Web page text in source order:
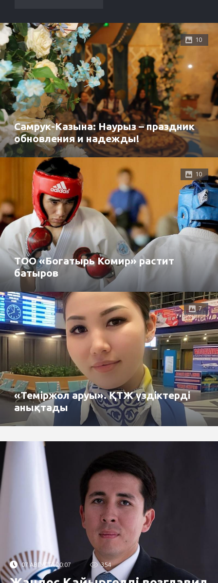
10
Самрук-Казына: Наурыз – праздник
обновления и надежды!
10
ТОО «Богатырь Комир» растит
батыров
7
«Теміржол аруы». ҚТЖ үздіктерді
анықтады
07 АВГУСТА 20:07 354